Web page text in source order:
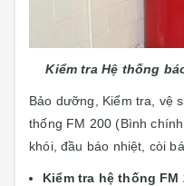
Kiểm tra Hệ thống
Bảo dưỡng, Kiểm tra, vệ
thống FM 200 (Bình
khói, đầu báo nhiệt, còi
Kiểm tra hệ thống FM